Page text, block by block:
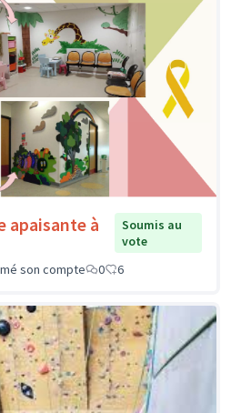
apaisante à
Soumis au
vote
son compte
0 6